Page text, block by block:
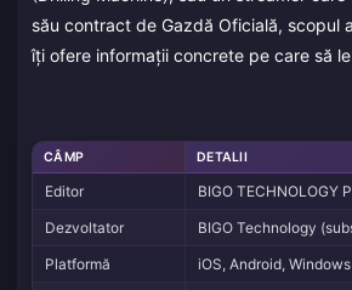
său contract de Gazdă Oficială, scopul
îți ofere informații concrete pe care să
CÂMP DETALII
Editor
BIGO TECHNOLOGY
Dezvoltator
BIGO Technology
Platformă
iOS, Android,